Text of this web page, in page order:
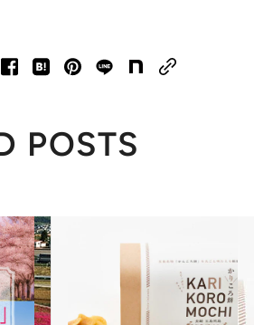
POSTS